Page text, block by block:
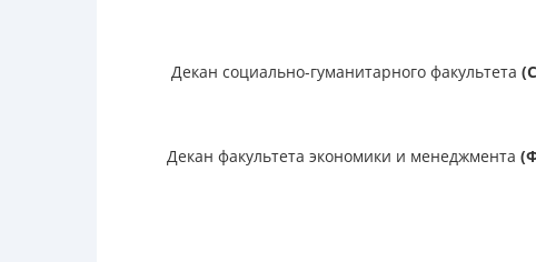
Декан социально-гуманитарного факультета
Декан факультета экономики и менеджмента